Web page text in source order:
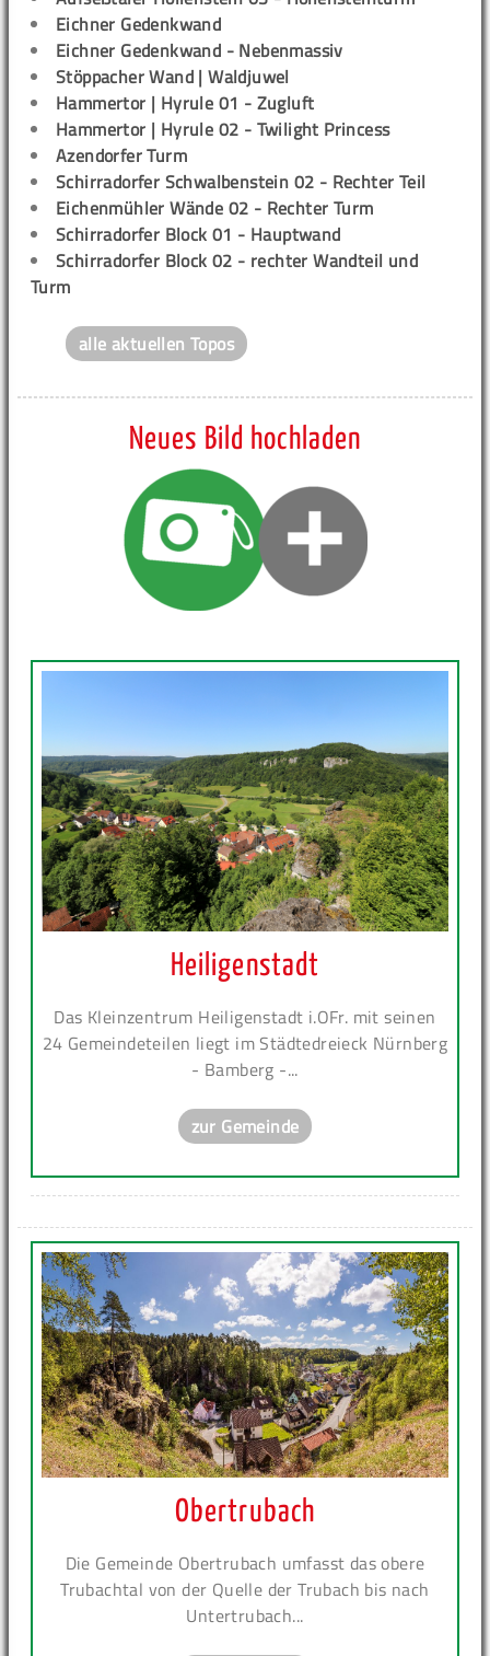
Eichner Gedenkwand
Eichner Gedenkwand - Nebenmassiv
Stöppacher Wand | Waldjuwel
Hammertor | Hyrule 01 - Zugluft
Hammertor | Hyrule 02 - Twilight Princess
Azendorfer Turm
Schirradorfer Schwalbenstein 02 - Rechter Teil
Eichenmühler Wände 02 - Rechter Turm
Schirradorfer Block 01 - Hauptwand
Schirradorfer Block 02 - rechter Wandteil und
Turm
alle aktuellen Topos
Neues Bild hochladen
Heiligenstadt
Das Kleinzentrum Heiligenstadt i.OFr. mit seinen
24 Gemeindeteilen liegt im Städtedreieck Nürnberg
- Bamberg -...
zur Gemeinde
Obertrubach
Die Gemeinde Obertrubach umfasst das obere
Trubachtal von der Quelle der Trubach bis nach
Untertrubach...